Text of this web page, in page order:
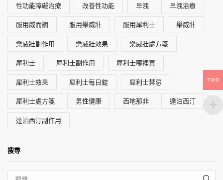
性功能障礙治療 改善性功能 早洩 早洩治療
服用威而鋼 服用樂威壯 服用犀利士 樂威壯
樂威壯副作用 樂威壯效果 樂威壯處方箋
犀利士 犀利士副作用 犀利士哪裡買
犀利士效果 犀利士每日錠 犀利士禁忌
犀利士處方箋 男性健康 西地那非 達泊西汀
達泊西汀副作用
搜尋
TWD